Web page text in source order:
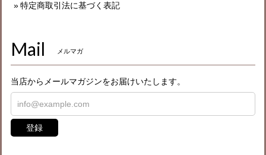
特定商取引法に基づく表記
Mail メルマガ
当店からメールマガジンをお届けいたします。
登録